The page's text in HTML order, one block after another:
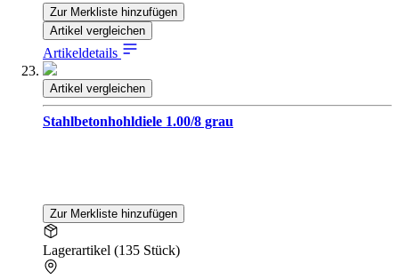
Zur Merkliste hinzufügen
Artikel vergleichen
Artikeldetails
Artikel vergleichen
Stahlbetonhohldiele 1.00/8 grau
Zur Merkliste hinzufügen
Lagerartikel (135 Stück)